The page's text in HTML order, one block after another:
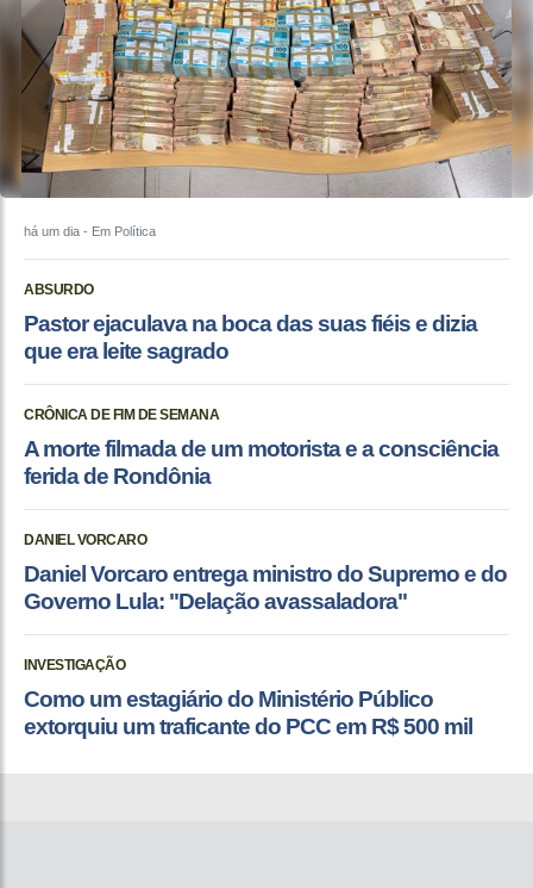
há um dia - Em Política
ABSURDO
Pastor ejaculava na boca das suas fiéis e dizia
que era leite sagrado
CRÔNICA DE FIM DE SEMANA
A morte filmada de um motorista e a consciência
ferida de Rondônia
DANIEL VORCARO
Daniel Vorcaro entrega ministro do Supremo e do
Governo Lula: "Delação avassaladora"
INVESTIGAÇÃO
Como um estagiário do Ministério Público
extorquiu um traficante do PCC em R$ 500 mil